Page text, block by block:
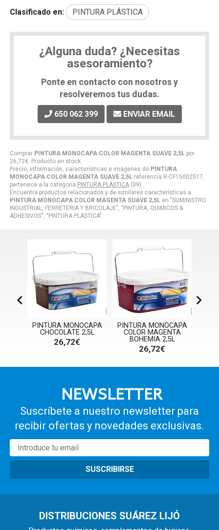
Comprar PINTURA MONOCAPA COLOR MAGENTA SUAVE 2,5L por
26,72€. Producto en stock.
Precio, información, características e imágenes de PINTURA
MONOCAPA COLOR MAGENTA SUAVE 2,5L referencia R-CF15002517,
pertenece a la categoría PINTURA PLÁSTICA (39).
Encuentra productos relacionados y de similares características a
PINTURA MONOCAPA COLOR MAGENTA SUAVE 2,5L en "SUMINISTRO
INDUSTRIAL, FERRETERIA Y BRICOLAJE", "PINTURA, QUIMICOS &
ADHESIVOS", "PINTURA PLÁSTICA".
Clasificado en: PINTURA PLÁSTICA
¿Alguna duda? ¿Necesitas
asesoramiento?
Ponte en contacto con nosotros y
resolveremos tus dudas.
650 062 399 ENVIAR EMAIL
PINTURA MONOCAPA
CHOCOLATE 2,5L
26,72€
PINTURA MONOCAPA
COLOR MAGENTA
BOHEMIA 2,5L
26,72€
NEWSLETTER
Suscríbete a nuestro newsletter para
recibir ofertas y novedades exclusivas.
SUSCRIBIRSE
DISTRIBUCIONES SUÁREZ LIJÓ